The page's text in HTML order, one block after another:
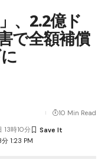
、2.2億ド
で全額補償
1:23 PM
時10分
10 Min Read